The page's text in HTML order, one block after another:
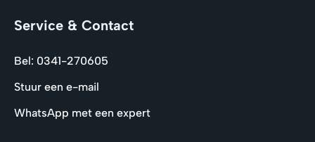
Service & Contact
Bel: 0341-270605
Stuur een e-mail
WhatsApp met een expert